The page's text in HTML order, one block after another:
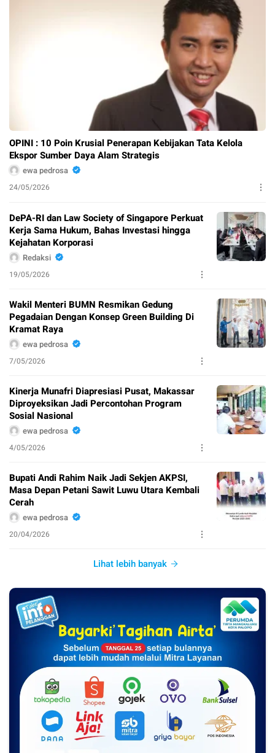
OPINI : 10 Poin Krusial Penerapan Kebijakan Tata Kelola
Ekspor Sumber Daya Alam Strategis
ewa pedrosa
24/05/2026
DePA-RI dan Law Society of Singapore Perkuat
Kerja Sama Hukum, Bahas Investasi hingga
Kejahatan Korporasi
Redaksi
19/05/2026
Wakil Menteri BUMN Resmikan Gedung
Pegadaian Dengan Konsep Green Building Di
Kramat Raya
ewa pedrosa
7/05/2026
Kinerja Munafri Diapresiasi Pusat, Makassar
Diproyeksikan Jadi Percontohan Program
Sosial Nasional
ewa pedrosa
4/05/2026
Bupati Andi Rahim Naik Jadi Sekjen AKPSI,
Masa Depan Petani Sawit Luwu Utara Kembali
Cerah
ewa pedrosa
20/04/2026
Lihat lebih banyak